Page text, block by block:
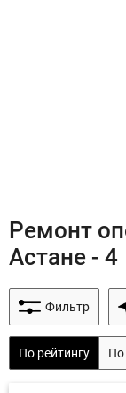
Ремонт
Астане - 4
Фильтр
По рейтингу По